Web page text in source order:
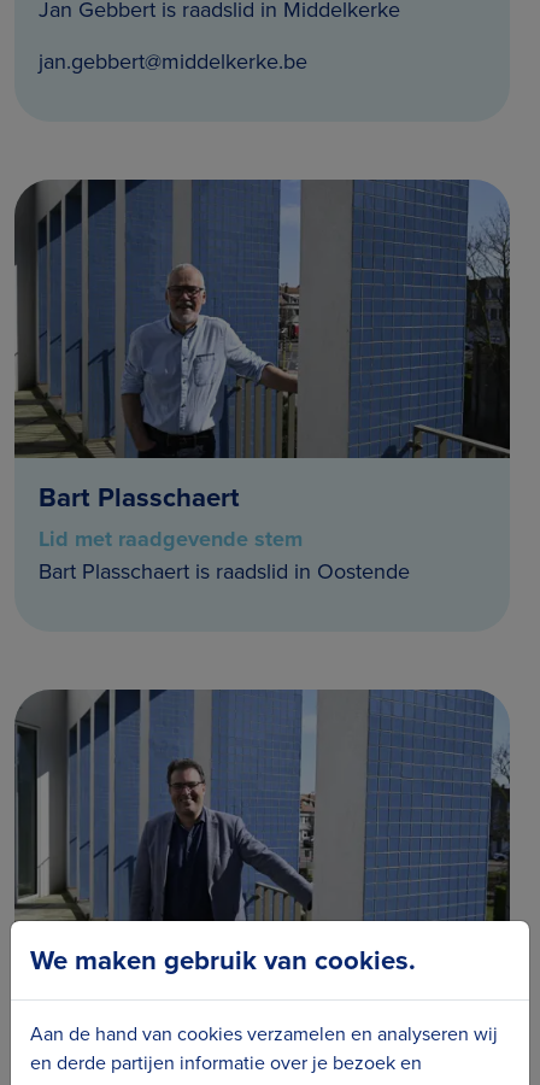
Jan Gebbert is raadslid in Middelkerke
jan.gebbert@middelkerke.be
Bart Plasschaert
Lid met raadgevende stem
Bart Plasschaert is raadslid in Oostende
Kristof Vermeire
Lid met raadgevende stem
We maken gebruik van cookies.
Aan de hand van cookies verzamelen en analyseren wij
en derde partijen informatie over je bezoek en